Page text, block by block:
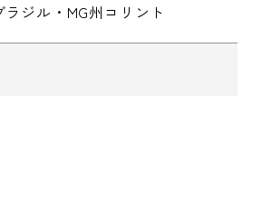
ラジル・MG州コリント